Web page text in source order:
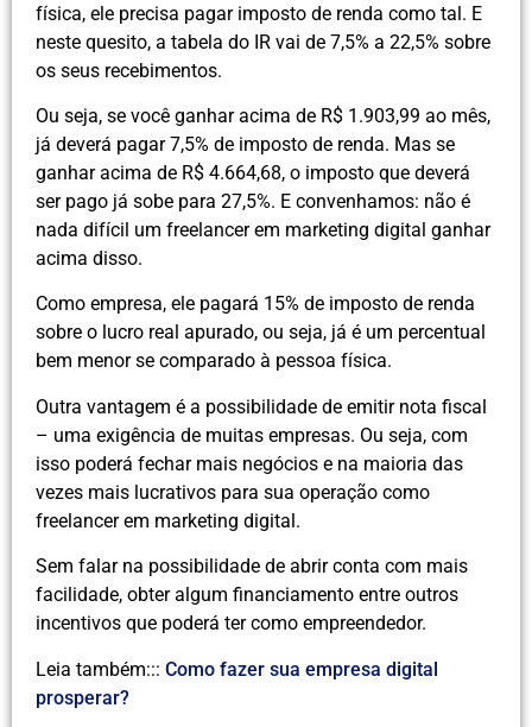
física, ele precisa pagar imposto de renda como tal. E
neste quesito, a tabela do IR vai de 7,5% a 22,5% sobre
os seus recebimentos.
Ou seja, se você ganhar acima de R$ 1.903,99 ao mês,
já deverá pagar 7,5% de imposto de renda. Mas se
ganhar acima de R$ 4.664,68, o imposto que deverá
ser pago já sobe para 27,5%. E convenhamos: não é
nada difícil um freelancer em marketing digital ganhar
acima disso.
Como empresa, ele pagará 15% de imposto de renda
sobre o lucro real apurado, ou seja, já é um percentual
bem menor se comparado à pessoa física.
Outra vantagem é a possibilidade de emitir nota fiscal
– uma exigência de muitas empresas. Ou seja, com
isso poderá fechar mais negócios e na maioria das
vezes mais lucrativos para sua operação como
freelancer em marketing digital.
Sem falar na possibilidade de abrir conta com mais
facilidade, obter algum financiamento entre outros
incentivos que poderá ter como empreendedor.
Leia também::: Como fazer sua empresa digital
prosperar?